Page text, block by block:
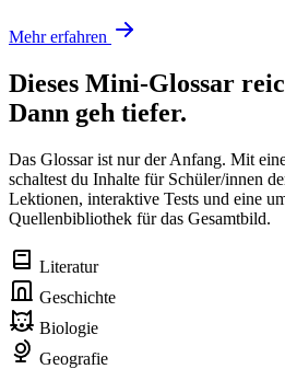
Mehr erfahren
Dieses Mini-Glossar
Dann geh tiefer.
Das Glossar ist nur der Anfang. Mit
schaltest du Inhalte für Schüler/innen
Lektionen, interaktive Tests und eine
Quellenbibliothek für das Gesamtbild.
Literatur
Geschichte
Biologie
Geografie